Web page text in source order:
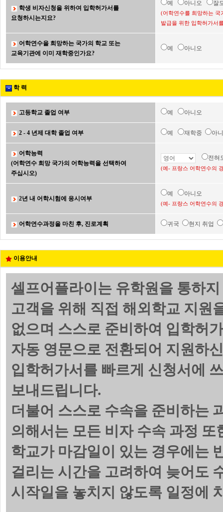
학생 비자신청을 위하여 입학허가서를
요청하시는지요?
예 아니오 잘
(어학연수를 희망하는 국
발급을 위한 입학허가서
어학연수을 희망하는 국가의 학교 또는
교육기관에 이미 재학중인가요?
예 아니오
학 력
고등학교 졸업 여부 예 아니오
2 - 4 년제 대학 졸업 여부 예 재학중 아
어학능력
(어학연수 희망 국가의 어학능력을 선택하여
주십시오)
전
(예- 프랑스 어학연수의
2년 내 어학시험에 응시여부
예 아니오
(예- 프랑스 어학연수의
어학연수과정을 마친 후, 진로계획 귀국 현지 취업
이용안내
셀프어플라이는 유학원을 통하
고객을 위해 직접 해외학교 지원
없으며 스스로 준비하여 입학허
자동 영문으로 전환되어 지원하
입학허가서를 빠르게 신청서에
보내드립니다.
더불어 스스로 수속을 준비하는
의해서는 모든 비자 수속 과정
학교가 마감일이 있는 경우에는
걸리는 시간을 고려하여 늦어도
시작일을 놓치지 않도록 일정에